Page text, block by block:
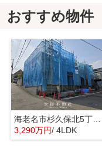
おすすめ物件
海老名市杉久保北5丁目 新築戸建て 全3棟
3,290万円/ 4LDK